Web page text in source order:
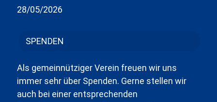
28/05/2026
SPENDEN
Als gemeinnütziger Verein freuen wir uns
immer sehr über Spenden. Gerne stellen wir
auch bei einer entsprechenden